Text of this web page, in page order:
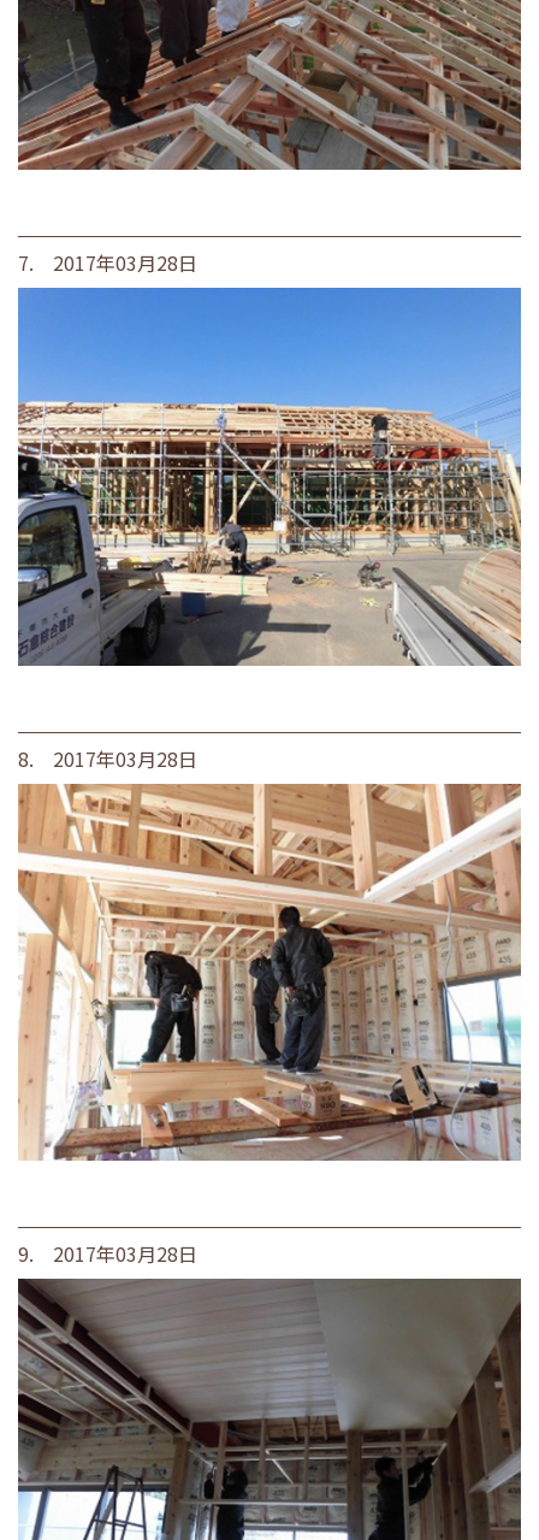
7. 2017年03月28日
8. 2017年03月28日
9. 2017年03月28日